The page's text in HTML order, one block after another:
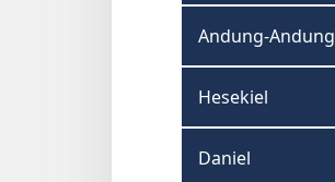
Andung-Andung
Hesekiel
Daniel